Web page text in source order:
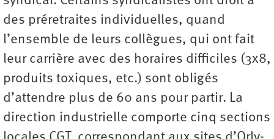
des préretraites individuelles, quand
l’ensemble de leurs collègues, qui ont fait
leur carrière avec des horaires difficiles (3x8,
produits toxiques, etc.) sont obligés
d’attendre plus de 60 ans pour partir. La
direction industrielle comporte cinq sections